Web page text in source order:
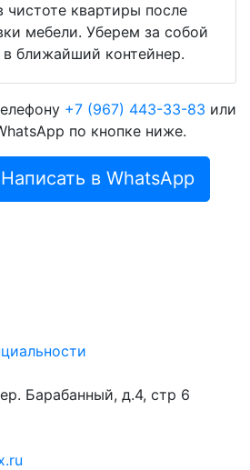
чистоте квартиры после
мебели. Уберем за собой
ближайший контейнер.
+7 (967) 443-33-83 или
по кнопке ниже.
Написать в WhatsApp
Барабанный, д.4, стр 6